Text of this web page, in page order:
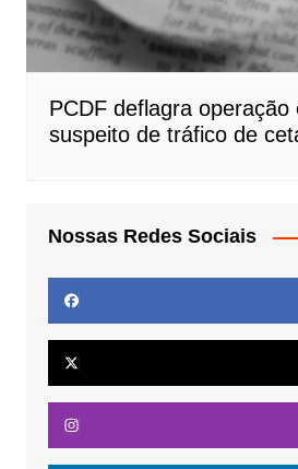
PCDF deflagra operação
suspeito de tráfico de
Nossas Redes Sociais